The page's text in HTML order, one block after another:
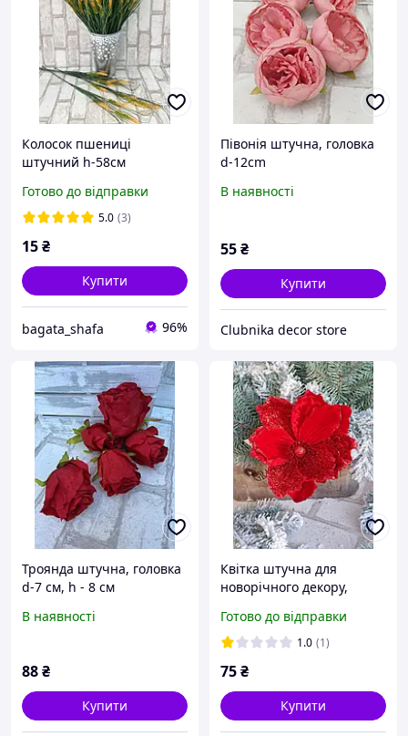
Колосок пшениці
штучний h-58cм
Готово до відправки
5.0 (3)
15₴
Купити
bagata_shafa 96%
Півонія штучна, головка
d-12cm
В наявності
55₴
Купити
Clubnika decor store
Троянда штучна, головка
d-7 см, h - 8 см
В наявності
88₴
Купити
Квітка штучна для
новорічного декору,
Готово до відправки
1.0 (1)
75₴
Купити